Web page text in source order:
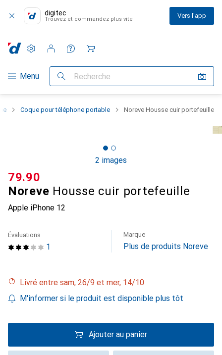
digitec
Trouvez et commandez plus vite Vers l'app
Navigation par catégorie
Menu Recherche
Paramètres
Compte client
Listes de comparaison
Listes d'envies
Panier
Coque pour téléphone portable Noreve Housse cuir portefeuille
2 images
Noreve Housse cuir portefeuille
Apple iPhone 12
CHF
79.90
1
Évaluations Marque
Plus de produits Noreve
Livré entre sam, 26/9 et mer, 14/10
M'informer si le produit est disponible plus tôt
Ajouter au panier